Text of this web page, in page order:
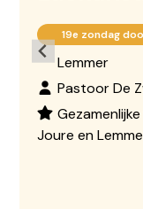
19e zondag
Lemmer
Pastoor De
Joure en